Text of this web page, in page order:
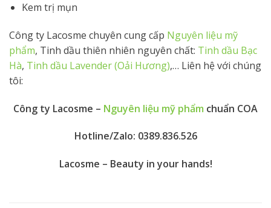
Kem trị mụn
Công ty Lacosme chuyên cung cấp Nguyên liệu mỹ
phẩm, Tinh dầu thiên nhiên nguyên chất: Tinh dầu Bạc
Hà, Tinh dầu Lavender (Oải Hương),… Liên hệ với chúng
tôi:
Công ty Lacosme – Nguyên liệu mỹ phẩm chuẩn COA
Hotline/Zalo: 0389.836.526
Lacosme – Beauty in your hands!